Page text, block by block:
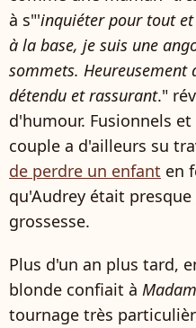
à s"'inquiéter pour tout
à la base, je suis une
sommets.
détendu et rassurant."
d'humour. Fusionnels
couple a d'ailleurs su
de perdre un enfant en
qu'Audrey était
grossesse.
Plus d'un an plus tard,
blonde confiait à
tournage très